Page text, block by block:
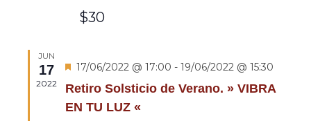
$30
JUN
17
2022
Destacado
17/06/2022 @ 17:00 - 19/06/2022 @ 15:30
Retiro Solsticio de Verano. » VIBRA
EN TU LUZ «